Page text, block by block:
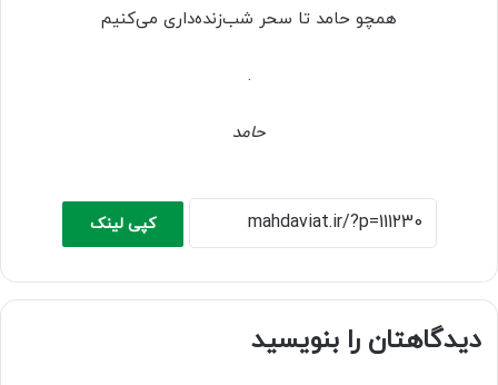
همچو حامد تا سحر شب‌زنده‌داری می‌کنیم
.
حامد
کپی لینک
دیدگاهتان را بنویسید